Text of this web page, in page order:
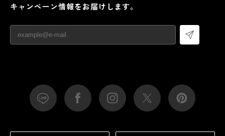
キャンペーン情報をお届けします。